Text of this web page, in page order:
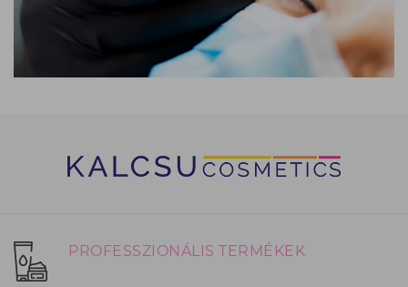
PROFESSZIONÁLIS TERMÉKEK